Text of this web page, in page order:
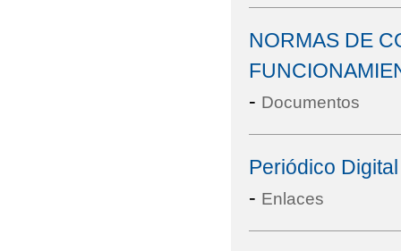
NORMAS DE
- Documentos
Periódico Digital
- Enlaces